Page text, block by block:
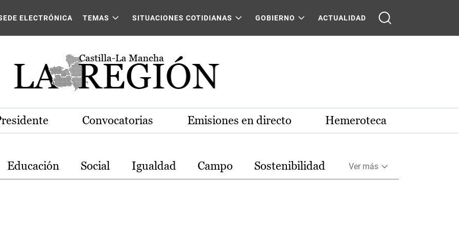
La Mancha
ELECTRÓNICA TEMAS SITUACIONES COTIDIANAS GOBIERNO ACTUALIDAD
Convocatorias Emisiones en directo Hemeroteca
Educación Social Igualdad Campo Sostenibilidad Ver más